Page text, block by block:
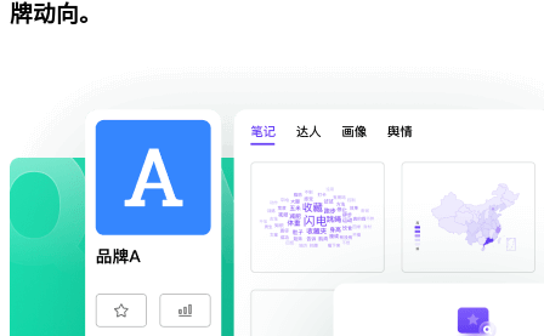
牌动向。